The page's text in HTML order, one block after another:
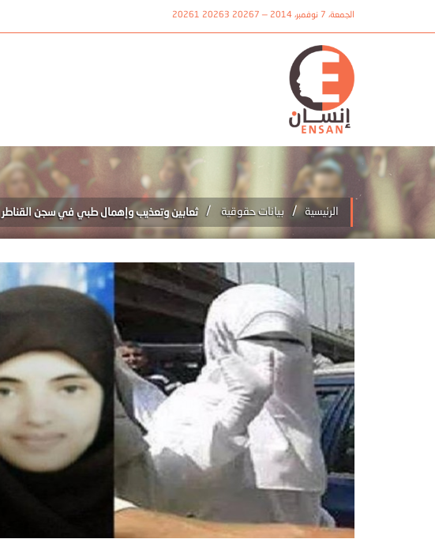
الجمعة، 7 نوفمبر، 2014 — 20267 20263 20261
الرئيسية / بيانات حقوقية / ثعابين وتعذيب وإهمال طبي في سجن القناطر